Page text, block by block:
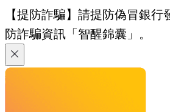
【提防詐騙】請提防偽冒銀
防詐騙資訊「智醒錦囊」。